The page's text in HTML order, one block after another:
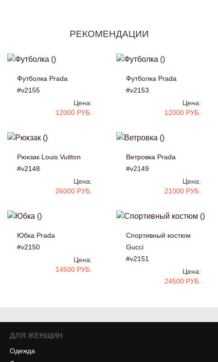
РЕКОМЕНДАЦИИ
Футболка Prada
#v2155
Цена:
12000 РУБ.
Футболка Prada
#v2153
Цена:
12000 РУБ.
Рюкзак Louis Vuitton
#v2148
Цена:
26000 РУБ.
Ветровка Prada
#v2149
Цена:
21000 РУБ.
Юбка Prada
#v2150
Цена:
14500 РУБ.
Спортивный костюм
Gucci
#v2151
Цена:
24500 РУБ.
ДЛЯ ЖЕНЩИН
Одежда